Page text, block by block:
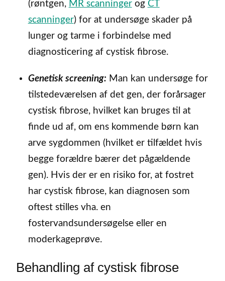
(røntgen, MR scanningerog CT
scanninger) for at undersøge skader på
lunger og tarme i forbindelse med
diagnosticering af cystisk fibrose.
Genetisk screening: Man kan undersøge for
tilstedeværelsen af det gen, der forårsager
cystisk fibrose, hvilket kan bruges til at
finde ud af, om ens kommende børn kan
arve sygdommen (hvilket er tilfældet hvis
begge forældre bærer det pågældende
gen). Hvis der er en risiko for, at fostret
har cystisk fibrose, kan diagnosen som
oftest stilles vha. en
fostervandsundersøgelse eller en
moderkageprøve.
Behandling af cystisk fibrose